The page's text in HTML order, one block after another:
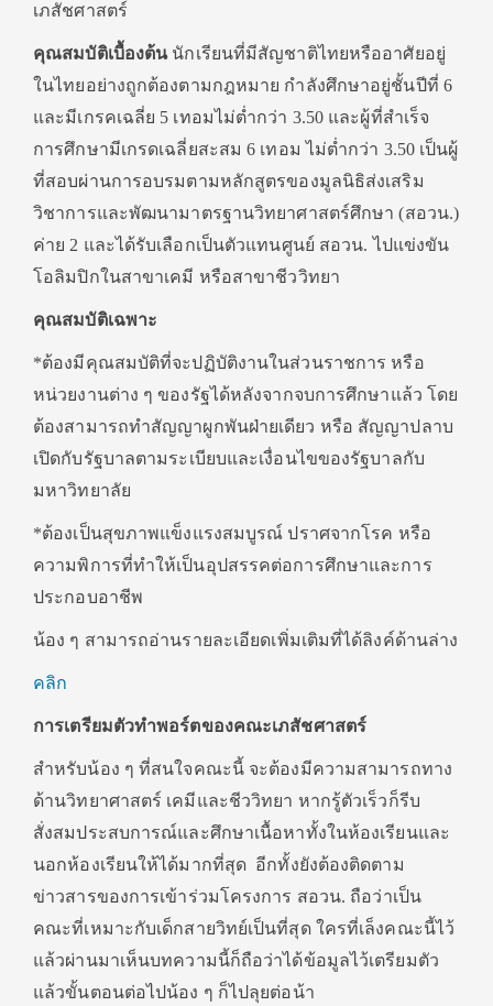
เภสัชศาสตร์
คุณสมบัติเบื้องต้น นักเรียนที่มีสัญชาติไทยหรืออาศัยอยู่
ในไทยอย่างถูกต้องตามกฎหมาย กำลังศึกษาอยู่ชั้นปีที่ 6
และมีเกรคเฉลี่ย 5 เทอมไม่ต่ำกว่า 3.50 และผู้ที่สำเร็จ
การศึกษามีเกรดเฉลี่ยสะสม 6 เทอม ไม่ต่ำกว่า 3.50 เป็นผู้
ที่สอบผ่านการอบรมตามหลักสูตรของมูลนิธิส่งเสริม
วิชาการและพัฒนามาตรฐานวิทยาศาสตร์ศึกษา (สอวน.)
ค่าย 2 และได้รับเลือกเป็นตัวแทนศูนย์ สอวน. ไปแข่งขัน
โอลิมปิกในสาขาเคมี หรือสาขาชีววิทยา
คุณสมบัติเฉพาะ
*ต้องมีคุณสมบัติที่จะปฏิบัติงานในส่วนราชการ หรือ
หน่วยงานต่าง ๆ ของรัฐได้หลังจากจบการศึกษาแล้ว โดย
ต้องสามารถทำสัญญาผูกพันฝ่ายเดียว หรือ สัญญาปลาบ
เปิดกับรัฐบาลตามระเบียบและเงื่อนไขของรัฐบาลกับ
มหาวิทยาลัย
*ต้องเป็นสุขภาพแข็งแรงสมบูรณ์ ปราศจากโรค หรือ
ความพิการที่ทำให้เป็นอุปสรรคต่อการศึกษาและการ
ประกอบอาชีพ
น้อง ๆ สามารถอ่านรายละเอียดเพิ่มเติมที่ได้ลิงค์ด้านล่าง
คลิก
การเตรียมตัวทำพอร์ตของคณะเภสัชศาสตร์
สำหรับน้อง ๆ ที่สนใจคณะนี้ จะต้องมีความสามารถทาง
ด้านวิทยาศาสตร์ เคมีและชีววิทยา หากรู้ตัวเร็วก็รีบ
สั่งสมประสบการณ์และศึกษาเนื้อหาทั้งในห้องเรียนและ
นอกห้องเรียนให้ได้มากที่สุด อีกทั้งยังต้องติดตาม
ข่าวสารของการเข้าร่วมโครงการ สอวน. ถือว่าเป็น
คณะที่เหมาะกับเด็กสายวิทย์เป็นที่สุด ใครที่เล็งคณะนี้ไว้
แล้วผ่านมาเห็นบทความนี้ก็ถือว่าได้ข้อมูลไว้เตรียมตัว
แล้วขั้นตอนต่อไปน้อง ๆ ก็ไปลุยต่อน้า